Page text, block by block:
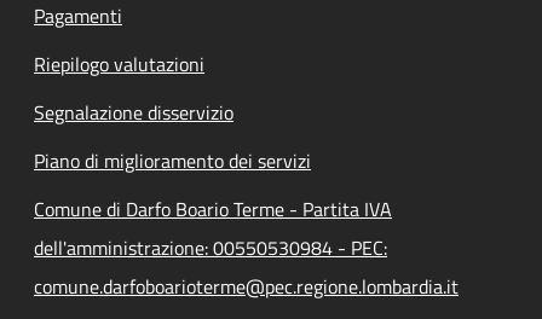
Pagamenti
Riepilogo valutazioni
Segnalazione disservizio
Piano di miglioramento dei servizi
Comune di Darfo Boario Terme - Partita IVA
dell'amministrazione: 00550530984 - PEC:
comune.darfoboarioterme@pec.regione.lombardia.it